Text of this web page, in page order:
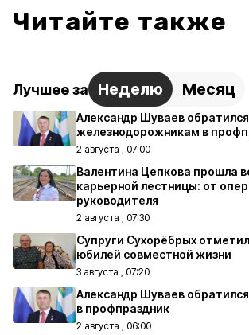
Читайте также
Лучшее за Неделю Месяц
Александр Шуваев
железнодорожникам в
2 августа , 07:00
Валентина Цепкова прошла
карьерной лестницы: от
руководителя
2 августа , 07:30
Супруги Сухорёбрых
юбилей совместной жизни
3 августа , 07:20
Александр Шуваев
в профпраздник
2 августа , 06:00